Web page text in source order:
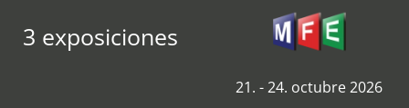
3 exposiciones
21. - 24. octubre 2026